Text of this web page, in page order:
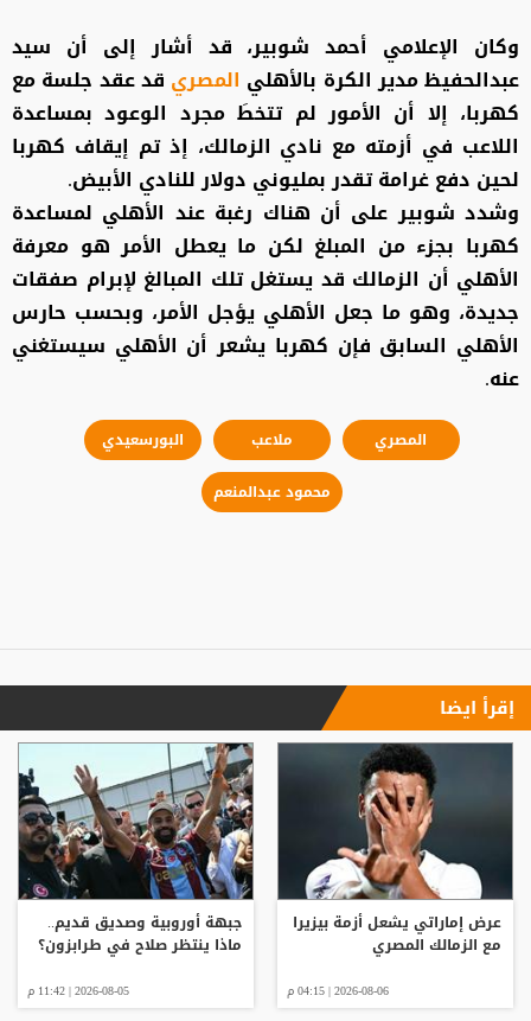
وكان الإعلامي أحمد شوبير، قد أشار إلى أن سيد
عبدالحفيظ مدير الكرة بالأهلي المصري قد عقد جلسة مع
كهربا، إلا أن الأمور لم تتخطَ مجرد الوعود بمساعدة
اللاعب في أزمته مع نادي الزمالك، إذ تم إيقاف كهربا
لحين دفع غرامة تقدر بمليوني دولار للنادي الأبيض.
وشدد شوبير على أن هناك رغبة عند الأهلي لمساعدة
كهربا بجزء من المبلغ لكن ما يعطل الأمر هو معرفة
الأهلي أن الزمالك قد يستغل تلك المبالغ لإبرام صفقات
جديدة، وهو ما جعل الأهلي يؤجل الأمر، وبحسب حارس
الأهلي السابق فإن كهربا يشعر أن الأهلي سيستغني
عنه.
المصري ملاعب
البورسعيدي
محمود عبدالمنعم
إقرأ ايضا
عرض إماراتي يشعل أزمة بيزيرا
مع الزمالك المصري
2026-08-06 | 04:15 م
جبهة أوروبية وصديق قديم..
ماذا ينتظر صلاح في طرابزون؟
2026-08-05 | 11:42 م